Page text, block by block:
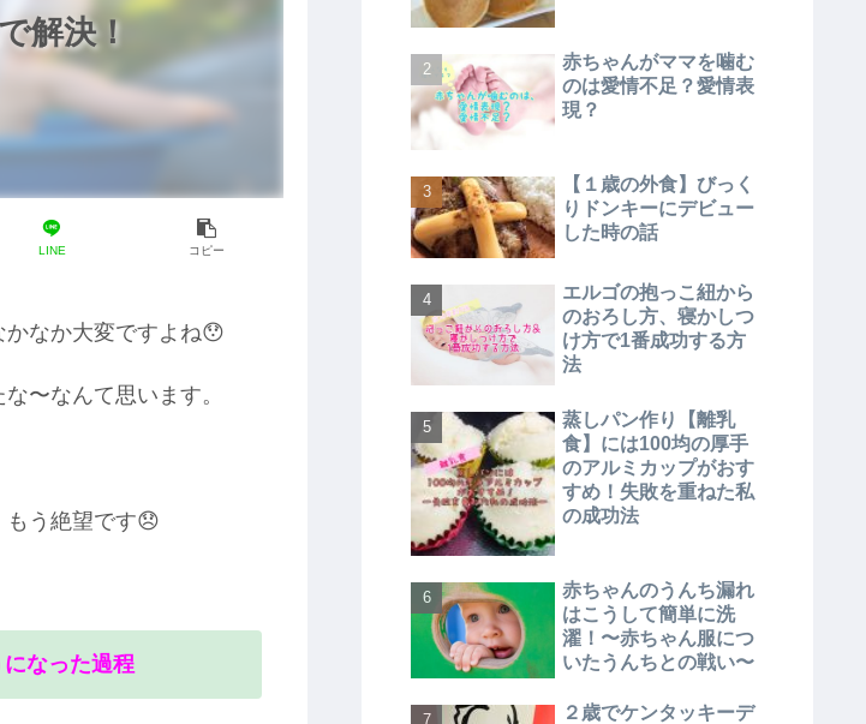
解決！
LINE コピー
かなか大変ですよね😯
〜なんて思います。
もう絶望です😞
なった過程
赤ちゃんがママを噛む
のは愛情不足？愛情表
現？
【１歳の外食】びっく
りドンキーにデビュー
した時の話
エルゴの抱っこ紐から
のおろし方、寝かしつ
け方で1番成功する方
法
蒸しパン作り【離乳
食】には100均の厚手
のアルミカップがおす
すめ！失敗を重ねた私
の成功法
赤ちゃんのうんち漏れ
はこうして簡単に洗
濯！〜赤ちゃん服につ
いたうんちとの戦い〜
２歳でケンタッキーデ